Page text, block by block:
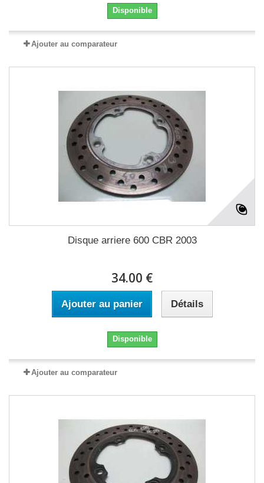
Disponible
Ajouter au comparateur
Disque arriere 600 CBR 2003
34.00 €
Ajouter au panier Détails
Disponible
Ajouter au comparateur